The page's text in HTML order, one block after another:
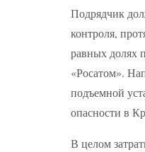
Подрядчик
контроля,
равных долях
«Росатом».
подъемной
опасности в
В целом